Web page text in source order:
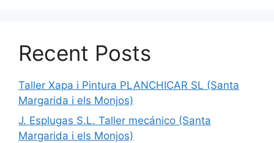
Recent Posts
Taller Xapa i Pintura PLANCHICAR SL (Santa
Margarida i els Monjos)
J. Esplugas S.L. Taller mecánico (Santa
Margarida i els Monjos)